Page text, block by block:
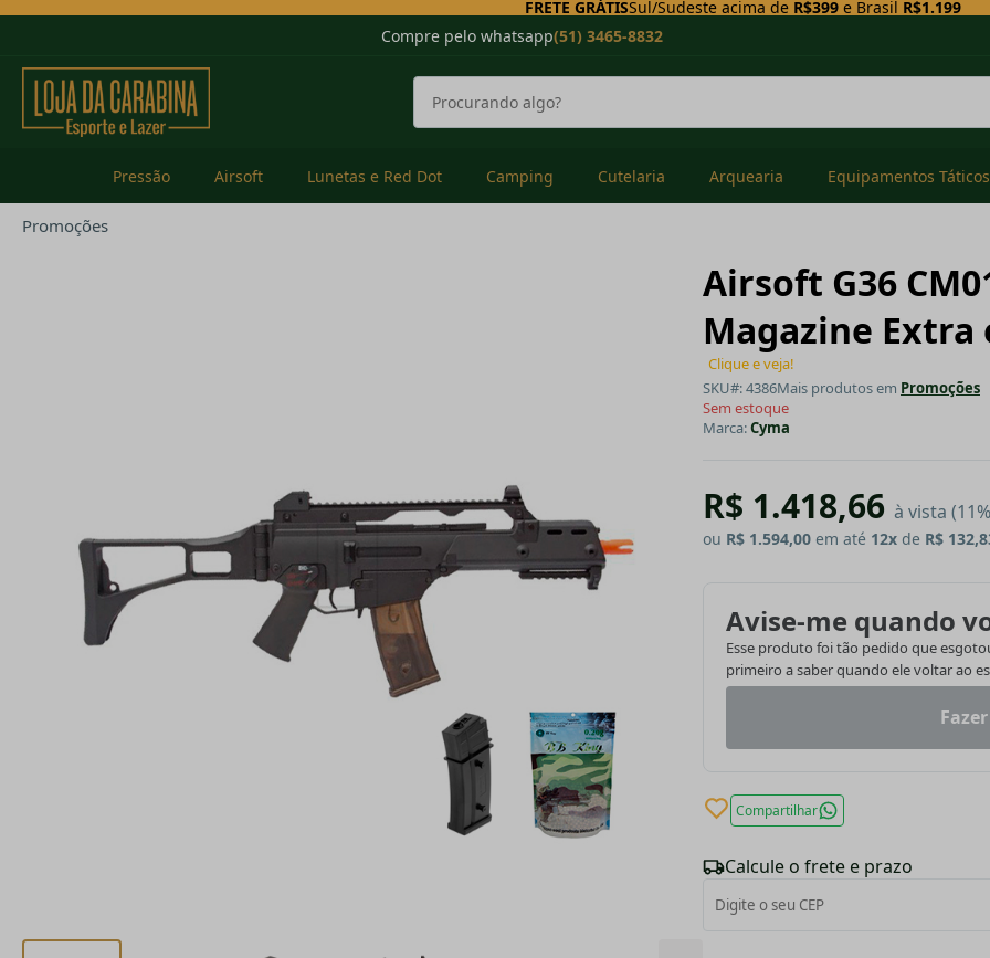
FRETE GRÁTISSul/Sudeste acima de R$399e Brasil R$1.199
Compre pelo whatsapp(51) 3465-8832
Pressão Airsoft Lunetas e Red Dot Camping Cutelaria Arquearia Equipamentos Táticos
Promoções
Airsoft G36
Magazine Extra
Clique e veja!
SKU#: 4386Mais produtos em Promoções
Sem estoque
Marca:Cyma
R$ 1.418,66 à vista
ou R$ 1.594,00 em até 12x de R$
Avise-me quando
Esse produto foi tão pedido que
primeiro a saber quando ele voltar ao
Compartilhar
Calcule o frete e prazo